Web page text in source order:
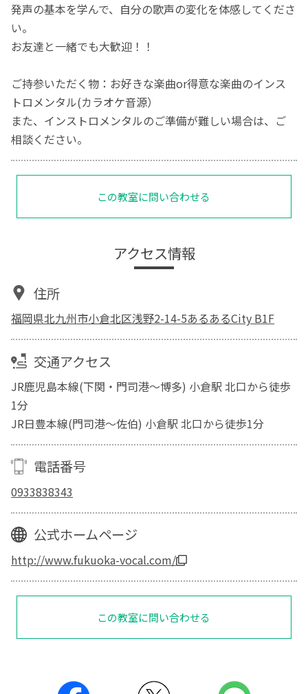
発声の基本を学んで、自分の歌声の変化を体感してくださ
い。
お友達と一緒でも大歓迎！！
ご持参いただく物：お好きな楽曲or得意な楽曲のインス
トロメンタル(カラオケ音源）
また、インストロメンタルのご準備が難しい場合は、ご
相談ください。
この教室に問い合わせる
アクセス情報
住所
福岡県北九州市小倉北区浅野2-14-5あるあるCity B1F
交通アクセス
JR鹿児島本線(下関・門司港～博多) 小倉駅 北口から徒歩
1分
JR日豊本線(門司港～佐伯) 小倉駅 北口から徒歩1分
電話番号
0933838343
公式ホームページ
http://www.fukuoka-vocal.com/
この教室に問い合わせる